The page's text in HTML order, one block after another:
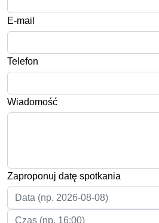
E-mail
Telefon
Wiadomość
Zaproponuj datę spotkania